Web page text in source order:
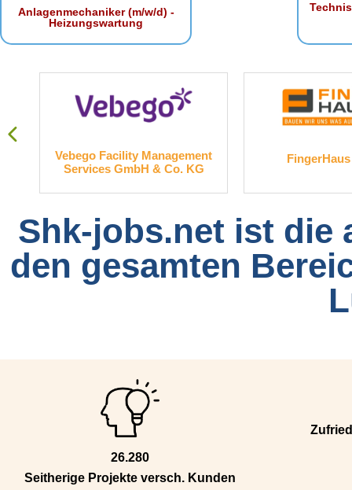
Anlagenmechaniker (m/w/d) -
Heizungswartung
Vebego Facility Management
Services GmbH & Co. KG
Shk-jobs.net ist die
den gesamten
26.280
Seitherige Projekte versch. Kunden